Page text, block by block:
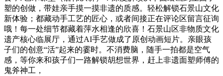
塑的创做，带娃亲手摸一摸非遗的质感。轻松解锁石景山文化
新体验；都藏动手工艺的匠心，或者间接正在评论区留言征询
哦！每一处细节都藏着萍水相逢的欣喜！石景山区非物质文化
遗产核心临展厅，通过AI手艺做成了原创动画短片。亲眼孩
子们的创意“活”起来的霎时。不消费脑，随手一拍都是空气
感，等你来和孩子们一路解锁胡想世界，赶上非遗面塑师傅的
鬼斧神工，